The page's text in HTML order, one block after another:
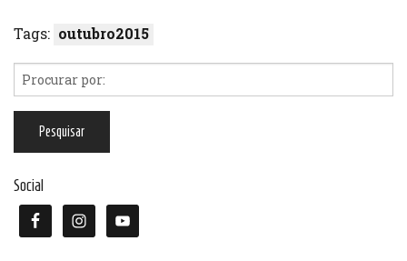
Tags: outubro2015
Social